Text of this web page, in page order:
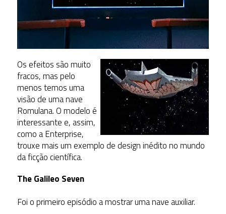
Os efeitos são muito
fracos, mas pelo
menos temos uma
visão de uma nave
Romulana. O modelo é
interessante e, assim,
como a Enterprise,
trouxe mais um exemplo de design inédito no mundo
da ficção científica.
The Galileo Seven
Foi o primeiro episódio a mostrar uma nave auxiliar.